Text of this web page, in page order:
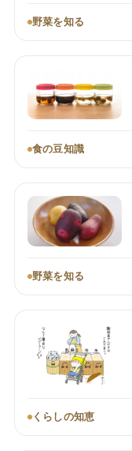
野菜を知る
食の豆知識
野菜を知る
くらしの知恵